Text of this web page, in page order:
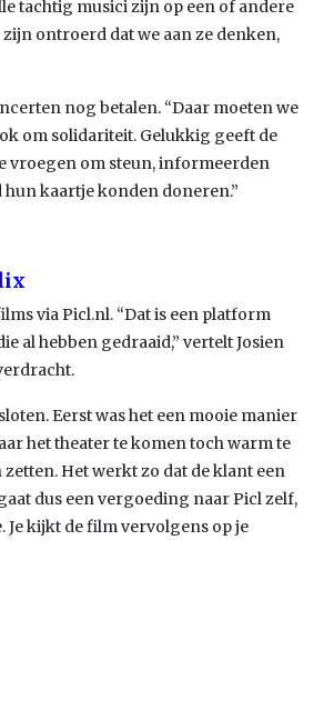
tachtig musici zijn op een of andere
ontroerd dat we aan ze denken,
nog betalen. “Daar moeten we
om solidariteit. Gelukkig geeft de
vroegen om steun, informeerden
kaartje konden doneren.”
via Picl.nl. “Dat is een platform
al hebben gedraaid,” vertelt Josien
Eerst was het een mooie manier
het theater te komen toch warm te
Het werkt zo dat de klant een
dus een vergoeding naar Picl zelf,
Je kijkt de film vervolgens op je